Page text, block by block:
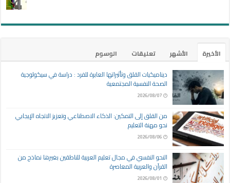
الأخيرة الأشهر تعليقات
الوسوم
ديناميكيات القلق وتأثيراتها العابرة للفرد : دراسة في سيكولوجية
الصحة النفسية المجتمعية
2026/08/07
من القلق إلى التمكين: الذكاء الاصطناعي وتعزيز الاتجاه الإيجابي
نحو مهنة التعليم
2026/08/06
النحو النفسي في مجال تعليم العربية للناطقين بغيرها نماذج من
القرآن والعربية المعاصرة
2026/08/01